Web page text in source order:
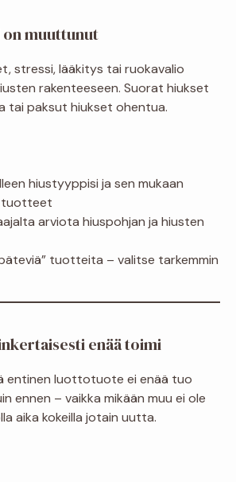
muuttunut
stressi, lääkitys tai ruokavalio
rakenteeseen. Suorat hiukset
tai paksut hiukset ohentua.
hiustyyppisi ja sen mukaan
arviota hiuspohjan ja hiusten
tuotteita – valitse tarkemmin
enää toimi
entinen luottotuote ei enää tuo
ennen – vaikka mikään muu ei ole
aika kokeilla jotain uutta.